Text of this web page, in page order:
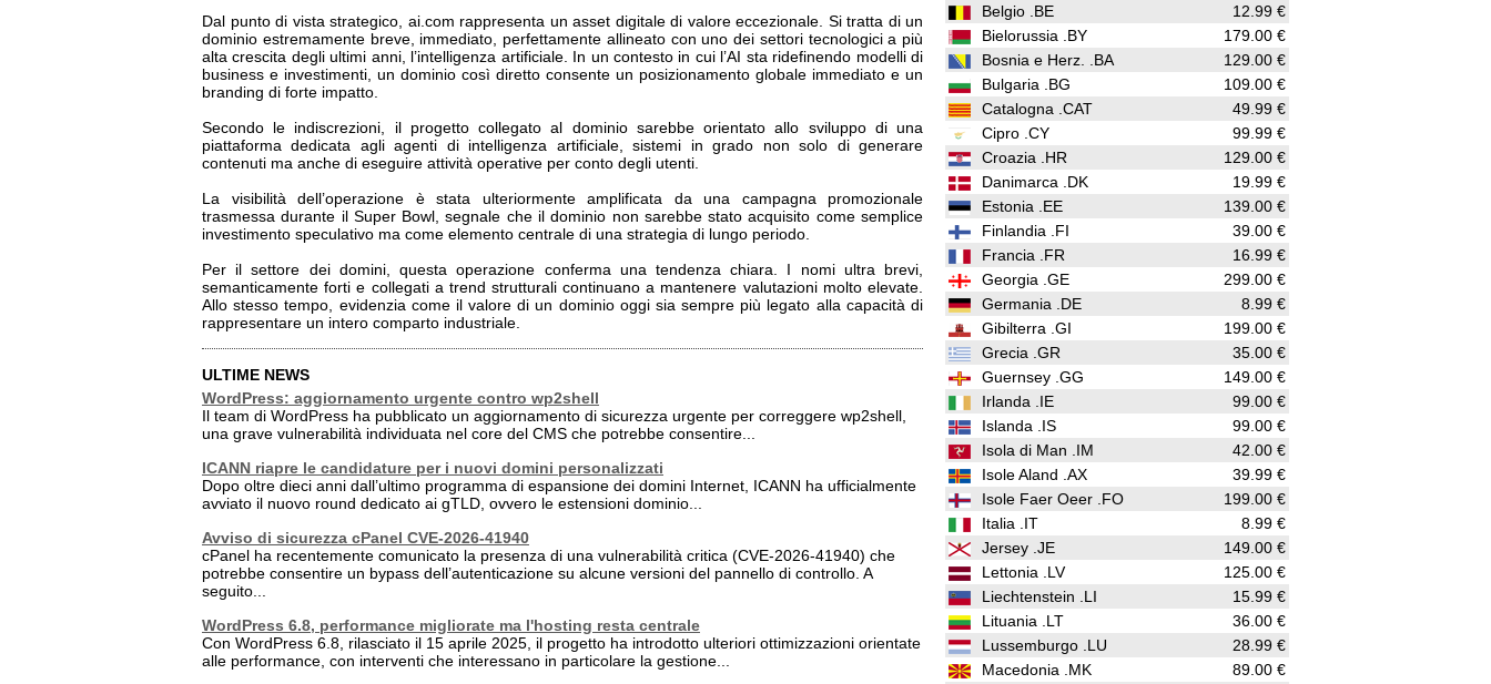
Dal punto di vista strategico, ai.com rappresenta un asset digitale di valore eccezionale. Si tratta di un
dominio estremamente breve, immediato, perfettamente allineato con uno dei settori tecnologici a più
alta crescita degli ultimi anni, l’intelligenza artificiale. In un contesto in cui l’AI sta ridefinendo modelli di
business e investimenti, un dominio così diretto consente un posizionamento globale immediato e un
branding di forte impatto.
Secondo le indiscrezioni, il progetto collegato al dominio sarebbe orientato allo sviluppo di una
piattaforma dedicata agli agenti di intelligenza artificiale, sistemi in grado non solo di generare
contenuti ma anche di eseguire attività operative per conto degli utenti.
La visibilità dell’operazione è stata ulteriormente amplificata da una campagna promozionale
trasmessa durante il Super Bowl, segnale che il dominio non sarebbe stato acquisito come semplice
investimento speculativo ma come elemento centrale di una strategia di lungo periodo.
Per il settore dei domini, questa operazione conferma una tendenza chiara. I nomi ultra brevi,
semanticamente forti e collegati a trend strutturali continuano a mantenere valutazioni molto elevate.
Allo stesso tempo, evidenzia come il valore di un dominio oggi sia sempre più legato alla capacità di
rappresentare un intero comparto industriale.
ULTIME NEWS
WordPress: aggiornamento urgente contro wp2shell
Il team di WordPress ha pubblicato un aggiornamento di sicurezza urgente per correggere wp2shell,
una grave vulnerabilità individuata nel core del CMS che potrebbe consentire...
ICANN riapre le candidature per i nuovi domini personalizzati
Dopo oltre dieci anni dall’ultimo programma di espansione dei domini Internet, ICANN ha ufficialmente
avviato il nuovo round dedicato ai gTLD, ovvero le estensioni dominio...
Avviso di sicurezza cPanel CVE-2026-41940
cPanel ha recentemente comunicato la presenza di una vulnerabilità critica (CVE-2026-41940) che
potrebbe consentire un bypass dell’autenticazione su alcune versioni del pannello di controllo. A
seguito...
WordPress 6.8, performance migliorate ma l'hosting resta centrale
Con WordPress 6.8, rilasciato il 15 aprile 2025, il progetto ha introdotto ulteriori ottimizzazioni orientate
alle performance, con interventi che interessano in particolare la gestione...
Belgio .BE
12.99 €
Bielorussia .BY
179.00 €
Bosnia e Herz. .BA
129.00 €
Bulgaria .BG
109.00 €
Catalogna .CAT
49.99 €
Cipro .CY
99.99 €
Croazia .HR
129.00 €
Danimarca .DK
19.99 €
Estonia .EE
139.00 €
Finlandia .FI
39.00 €
Francia .FR
16.99 €
Georgia .GE
299.00 €
Germania .DE
8.99 €
Gibilterra .GI
199.00 €
Grecia .GR
35.00 €
Guernsey .GG
149.00 €
Irlanda .IE
99.00 €
Islanda .IS
99.00 €
Isola di Man .IM
42.00 €
Isole Aland .AX
39.99 €
Isole Faer Oeer .FO
199.00 €
Italia .IT
8.99 €
Jersey .JE
149.00 €
Lettonia .LV
125.00 €
Liechtenstein .LI
15.99 €
Lituania .LT
36.00 €
Lussemburgo .LU
28.99 €
Macedonia .MK
89.00 €